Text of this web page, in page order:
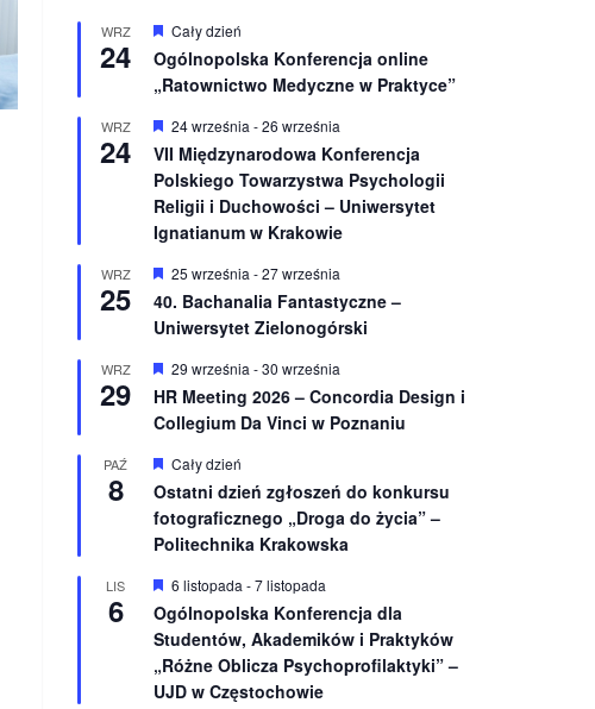
WRZ
24
W
r
ó
n
i
o
n
e
Cały dzień
Ogólnopolska Konferencja online
„Ratownictwo Medyczne w Praktyce”
WRZ
24
W
y
r
ó
ż
n
i
n
e
24 września -26 września
VII Międzynarodowa Konferencja
Polskiego Towarzystwa Psychologii
Religii i Duchowości – Uniwersytet
Ignatianum w Krakowie
WRZ
25
W
r
ó
n
i
o
n
25 września -27 września
40. Bachanalia Fantastyczne –
Uniwersytet Zielonogórski
WRZ
29
W
y
r
ó
n
o
n
e
29 września -30 września
HR Meeting 2026 – Concordia Design i
Collegium Da Vinci w Poznaniu
PAŹ
8
W
r
ó
ż
n
i
o
n
e
Cały dzień
Ostatni dzień zgłoszeń do konkursu
fotograficznego „Droga do życia” –
Politechnika Krakowska
LIS
6
W
r
ó
ż
n
i
6 listopada -7 listopada
Ogólnopolska Konferencja dla
Studentów, Akademików i Praktyków
„Różne Oblicza Psychoprofilaktyki” –
UJD w Częstochowie